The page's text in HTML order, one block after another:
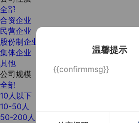
温馨提示
{{confirmmsg}}
全部
合资企业
民营企业
股份制企业
集体企业
其他
公司规模
全部
10人以下
10-50人
50-200人